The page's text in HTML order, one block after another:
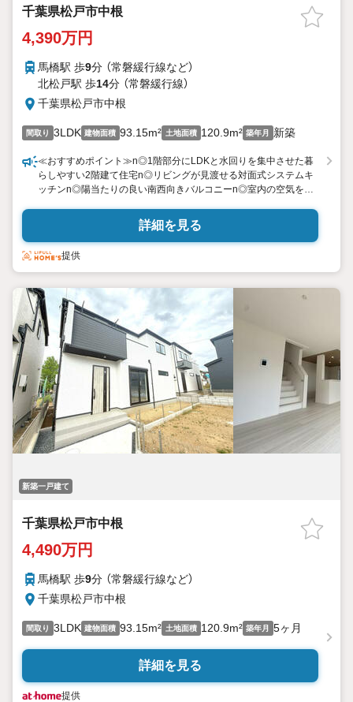
千葉県松戸市中根
4,390万円
馬橋駅 歩9分 （常磐緩行線など）
北松戸駅 歩14分 （常磐緩行線）
千葉県松戸市中根
間取り 3LDK 建物面積 93.15m² 土地面積 120.9m² 築年月 新築
≪おすすめポイント≫n◎1階部分にLDKと水回りを集中させた暮
らしやすい2階建て住宅n◎リビングが見渡せる対面式システムキ
ッチンn◎陽当たりの良い南西向きバルコニーn◎室内の空気をキ
と省エネ効果のあるLow-Eガラス採用n◎カースペース2台駐車
可！(車種による)自家用車の他、来客用、自転車、バイク置き場と
しても。n◎徒歩15分圏内に買い物施設や小中学校が揃う暮らし
やすい住環境
詳細を見る
提供
新築一戸建て
千葉県松戸市中根
4,490万円
馬橋駅 歩9分 （常磐緩行線など）
千葉県松戸市中根
間取り 3LDK 建物面積 93.15m² 土地面積 120.9m² 築年月 5ヶ月
詳細を見る
提供